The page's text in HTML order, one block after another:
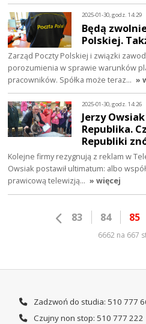
2025-01-30, godz. 14:29
Będą
Polskiej.
Zarząd Poczty Polskiej i związki
porozumienia w sprawie warunków
pracowników. Spółka może teraz… »
2025-01-30, godz. 14:26
Jerzy
Republika.
Republiki
Kolejne firmy rezygnują z reklam w
Owsiak postawił ultimatum: albo
prawicową telewizją… » więcej
83 84 85
6662 na 667
Zadzwoń do studia: 510 777
Czujny non stop: 510 777 222